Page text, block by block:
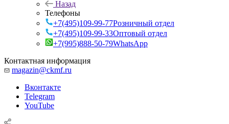
Назад
Телефоны
+7(495)109-99-77Розничный отдел
+7(495)109-99-33Оптовый отдел
+7(995)888-50-79WhatsApp
Контактная информация
magazin@ckmf.ru
Вконтакте
Telegram
YouTube